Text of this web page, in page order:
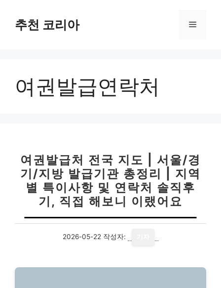
추천 코리아 메
여권발급연락처
여권발급처 전국 지도 | 서울/경
기/지방 발급기관 총정리 | 지역
별 특이사항 및 연락처 솔직후
기, 직접 해보니 이랬어요
2026-05-22 작성자: